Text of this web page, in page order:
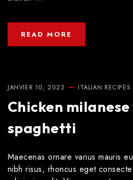
READ MORE
JANVIER 10, 2023 ITALIAN RECIPES
Chicken
spaghetti
Maecenas ornare varius mauris
nibh risus, rhoncus eget